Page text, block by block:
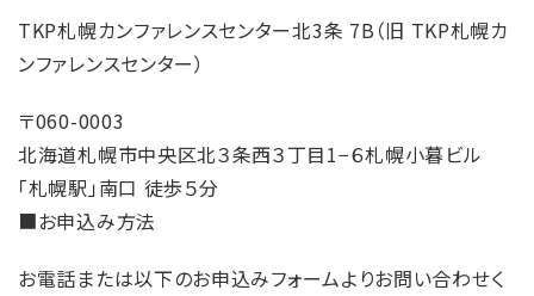
TKP札幌カンファレンスセンター北3条 7B（旧 TKP札幌カ
ンファレンスセンター）
〒060-0003
北海道札幌市中央区北３条西３丁目1−６札幌小暮ビル
「札幌駅」南口 徒歩５分
■お申込み方法
お電話または以下のお申込みフォームよりお問い合わせく